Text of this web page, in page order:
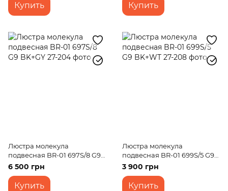
Купить Купить
Люстра молекула
подвесная BR-01 697S/8 G9
BK+GY
6 500 грн
Купить
Люстра молекула
подвесная BR-01 699S/5 G9
BK+WT
3 900 грн
Купить